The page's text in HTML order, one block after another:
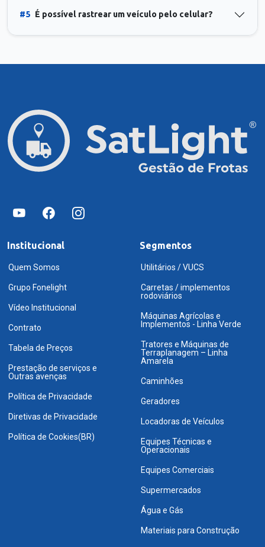
#5 É possível rastrear um veículo pelo celular?
Institucional
Quem Somos
Grupo Fonelight
Vídeo Institucional
Contrato
Tabela de Preços
Prestação de serviços e
Outras avenças
Política de Privacidade
Diretivas de Privacidade
Política de Cookies(BR)
Segmentos
Utilitários / VUCS
Carretas / implementos
rodoviários
Máquinas Agrícolas e
Implementos - Linha Verde
Tratores e Máquinas de
Terraplanagem – Linha
Amarela
Caminhões
Geradores
Locadoras de Veículos
Equipes Técnicas e
Operacionais
Equipes Comerciais
Supermercados
Água e Gás
Materiais para Construção